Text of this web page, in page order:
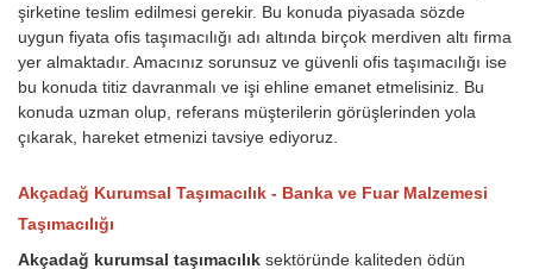
şirketine teslim edilmesi gerekir. Bu konuda piyasada sözde
uygun fiyata ofis taşımacılığı adı altında birçok merdiven altı firma
yer almaktadır. Amacınız sorunsuz ve güvenli ofis taşımacılığı ise
bu konuda titiz davranmalı ve işi ehline emanet etmelisiniz. Bu
konuda uzman olup, referans müşterilerin görüşlerinden yola
çıkarak, hareket etmenizi tavsiye ediyoruz.
Akçadağ Kurumsal Taşımacılık - Banka ve Fuar Malzemesi
Taşımacılığı
Akçadağ kurumsal taşımacılık sektöründe kaliteden ödün